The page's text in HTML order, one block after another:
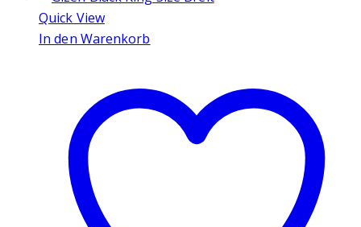
Quick View
In den Warenkorb